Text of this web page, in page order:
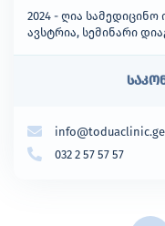
2024 - ღია სამედიცინო
ავსტრია, სემინარი
info@toduaclinic.ge
032 2 57 57 57